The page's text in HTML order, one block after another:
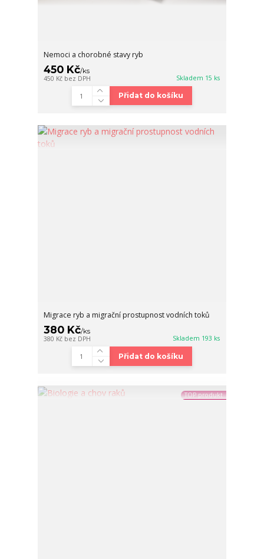
Nemoci a chorobné stavy ryb
450 Kč/ks
450 Kč bez DPH Skladem 15 ks
Přidat do košíku
Migrace ryb a migrační prostupnost vodních toků
380 Kč/ks
380 Kč bez DPH Skladem 193 ks
Přidat do košíku
TOP produkt